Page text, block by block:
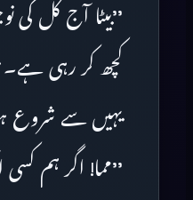
’’بیٹا آج کل کی
کچھ کر رہی ہے۔
یہیں سے شروع
’’مما! اگر ہم